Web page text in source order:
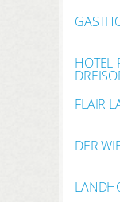
FLAIR
DER